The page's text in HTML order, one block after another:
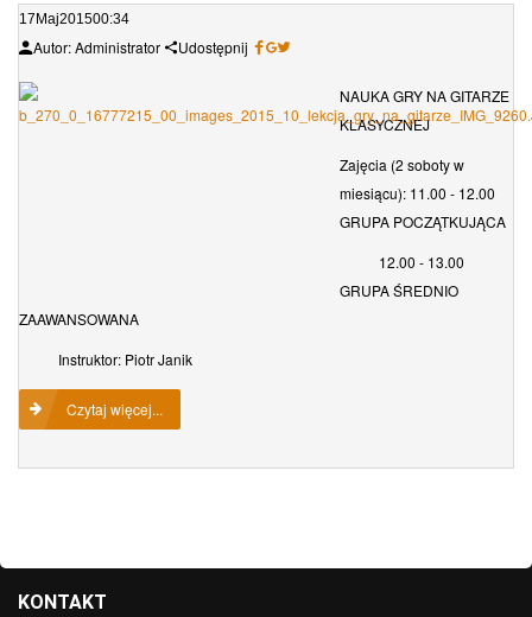
17 Maj201500:34
Autor: Administrator Udostępnij
NAUKA GRY NA GITARZE
KLASYCZNEJ
Zajęcia (2 soboty w
miesiącu): 11.00 - 12.00
GRUPA POCZĄTKUJĄCA
12.00 - 13.00
GRUPA ŚREDNIO
ZAAWANSOWANA
Instruktor: Piotr Janik
Czytaj więcej...
KONTAKT